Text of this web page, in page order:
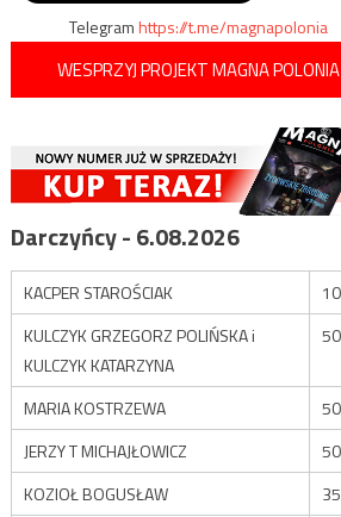
Telegramhttps://t.me/magnapolonia
WESPRZYJ PROJEKT MAGNA POLONIA
Darczyńcy - 6.08.2026
KACPER STAROŚCIAK
KULCZYK GRZEGORZ POLIŃSKA i
KULCZYK KATARZYNA
MARIA KOSTRZEWA
JERZY T MICHAJŁOWICZ
KOZIOŁ BOGUSŁAW